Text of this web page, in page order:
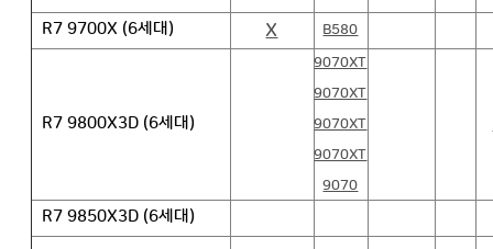
R7 9700X (6세대) X B580
R7 9800X3D (6세대)
9070XT
9070XT
9070XT
9070XT
9070
R7 9850X3D (6세대)